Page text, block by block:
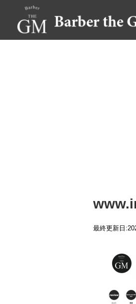
最終更新日